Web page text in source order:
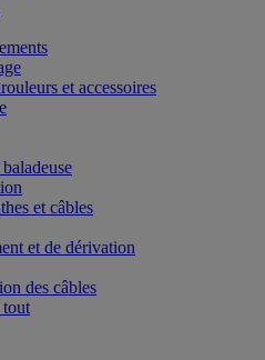
et accessoires
et câbles
et de dérivation
des câbles